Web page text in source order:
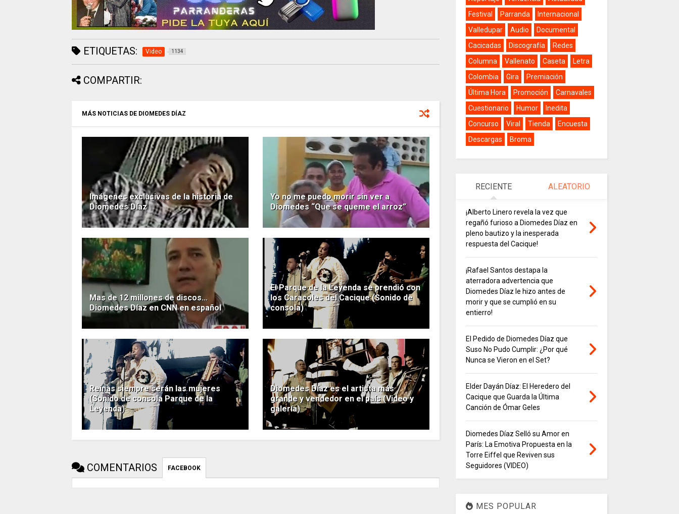
ETIQUETAS: Video 1134
COMPARTIR:
MÁS NOTICIAS DE DIOMEDES DÍAZ
Imágenes exclusivas de la historia de
Diomedes Díaz
Yo no me puedo morir sin ver a
Diomedes “Que se queme el arroz”
Mas de 12 millones de discos…
Diomedes Díaz en CNN en español
El Parque de la Leyenda se prendió con
los Caracoles del Cacique (Sonido de
consola)
Reinas siempre serán las mujeres
(Sonido de consola Parque de la
Leyenda)
Diomedes Díaz es el artista más
grande y vendedor en el país (Video y
galería)
COMENTARIOS FACEBOOK
Festival
Parranda
Internacional
Valledupar
Audio
Documental
Cacicadas
Discografía
Redes
Columna
Vallenato Caseta
Letra
Colombia
Gira
Premiación
Última Hora
Promoción
Carnavales
Cuestionario
Humor
Inedita
Concurso
Viral Tienda
Encuesta
Descargas
Broma
RECIENTE ALEATORIO
¡Alberto Linero revela la vez que
regañó furioso a Diomedes Díaz en
pleno bautizo y la inesperada
respuesta del Cacique!
¡Rafael Santos destapa la
aterradora advertencia que
Diomedes Díaz le hizo antes de
morir y que se cumplió en su
entierro!
El Pedido de Diomedes Díaz que
Suso No Pudo Cumplir: ¿Por qué
Nunca se Vieron en el Set?
Elder Dayán Díaz: El Heredero del
Cacique que Guarda la Última
Canción de Ómar Geles
Diomedes Díaz Selló su Amor en
París: La Emotiva Propuesta en la
Torre Eiffel que Reviven sus
Seguidores (VIDEO)
MES POPULAR